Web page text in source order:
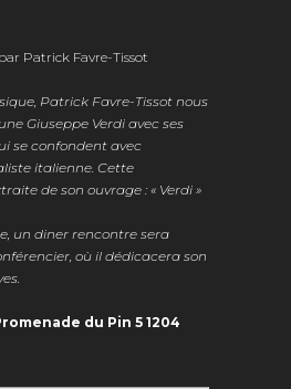
Patrick Favre-Tissot
Patrick Favre-Tissot nous
Giuseppe Verdi avec ses
se confondent avec
italienne. Cette
de son ouvrage : « Verdi »
un diner rencontre sera
où il dédicacera son
du Pin 5 1204